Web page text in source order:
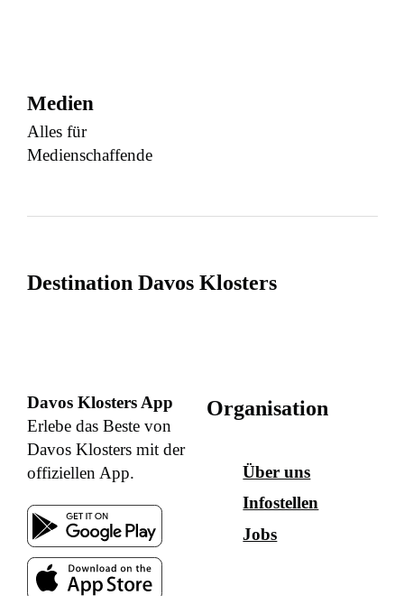
Medien
Alles für
Medienschaffende
Destination Davos Klosters
Davos Klosters App
Erlebe das Beste von
Davos Klosters mit der
offiziellen App.
Organisation
Über uns
Infostellen
Jobs